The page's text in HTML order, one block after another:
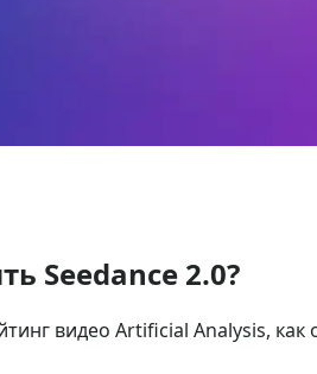
Seedance 2.0?
видео Artificial Analysis,